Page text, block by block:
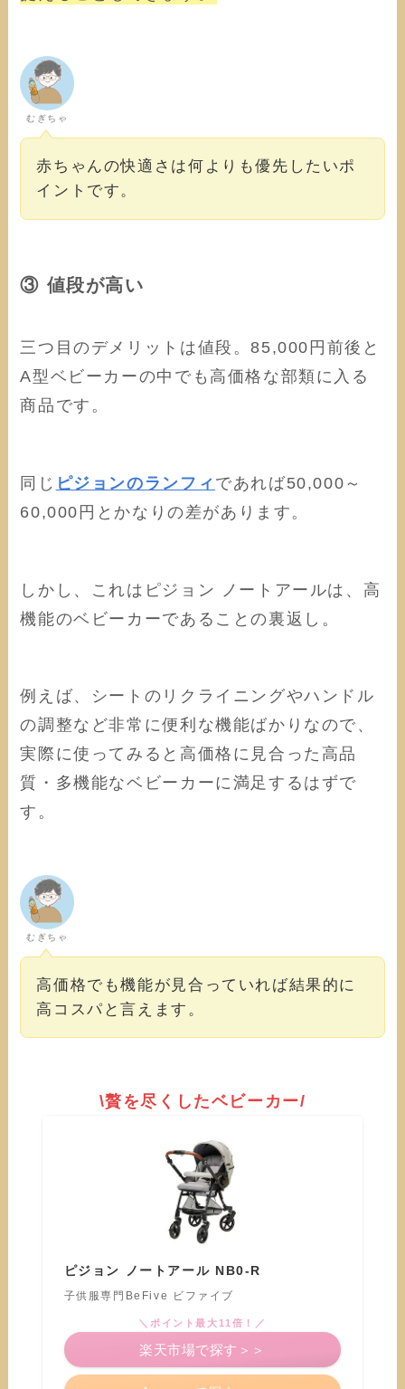
むぎちゃ
赤ちゃんの快適さは何よりも優先したいポ
イントです。
③ 値段が高い
三つ目のデメリットは値段。85,000円前後と
A型ベビーカーの中でも高価格な部類に入る
商品です。
同じ ピジョンのランフィ であれば50,000～
60,000円とかなりの差があります。
しかし、これはピジョン ノートアールは、高
機能のベビーカーであることの裏返し。
例えば、シートのリクライニングやハンドル
の調整など非常に便利な機能ばかりなので、
実際に使ってみると高価格に見合った高品
質・多機能なベビーカーに満足するはずで
す。
むぎちゃ
高価格でも機能が見合っていれば結果的に
高コスパと言えます。
\贅を尽くしたベビーカー/
ピジョン ノートアール NB0-R
子供服専門BeFive ビファイブ
＼ポイント最大11倍！／
楽天市場で探す＞＞